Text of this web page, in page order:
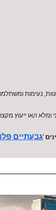
נעימות
ומלא ו/או ייעוץ
'גבעתיים